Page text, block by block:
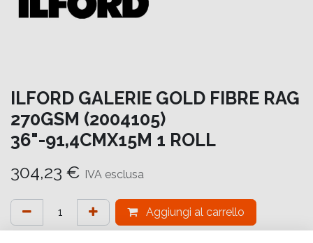
ILFORD GALERIE GOLD FIBRE RAG
270GSM (2004105)
36"-91,4CMX15M 1 ROLL
304,23 € IVA esclusa
Aggiungi al carrello